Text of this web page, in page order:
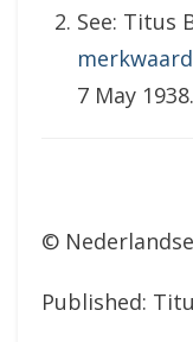
See: Titus
7 May 1938.
©
Published: